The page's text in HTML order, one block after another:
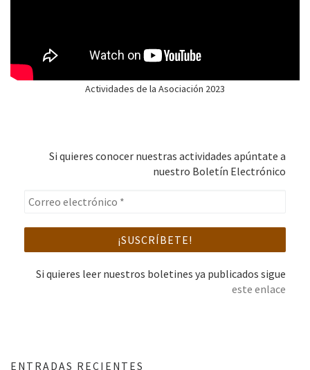
Actividades de la Asociación 2023
Si quieres conocer nuestras actividades apúntate a
nuestro Boletín Electrónico
Si quieres leer nuestros boletines ya publicados sigue
este enlace
ENTRADAS RECIENTES